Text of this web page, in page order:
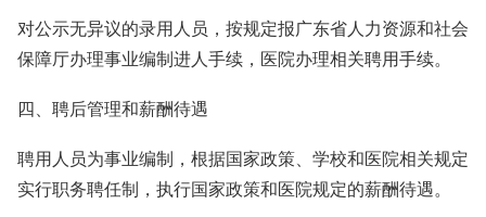
对公示无异议的录用人员，按规定报广东省人力资源和社会
保障厅办理事业编制进人手续，医院办理相关聘用手续。
四、聘后管理和薪酬待遇
聘用人员为事业编制，根据国家政策、学校和医院相关规定
实行职务聘任制，执行国家政策和医院规定的薪酬待遇。